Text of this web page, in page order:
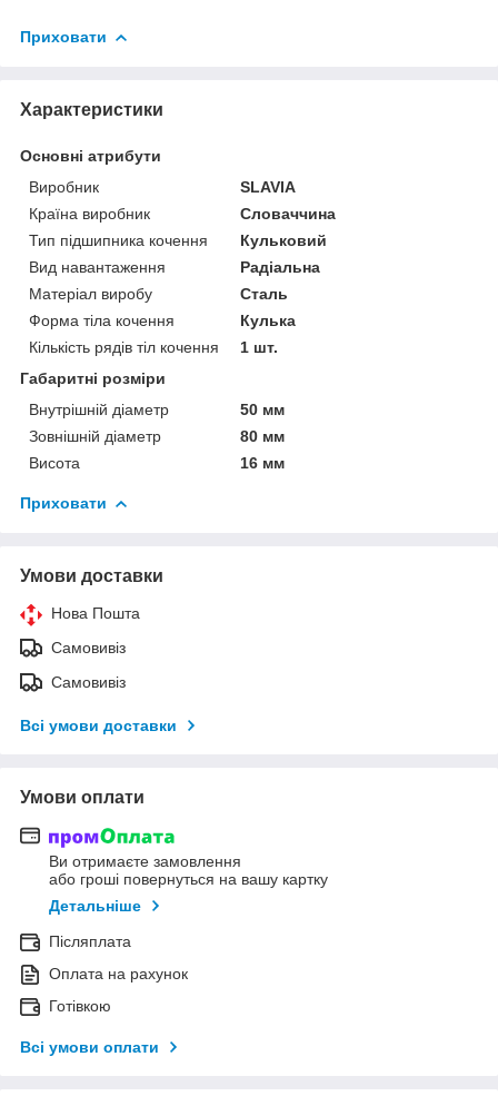
Приховати
Характеристики
Основні атрибути
Виробник
SLAVIA
Країна виробник
Словаччина
Тип підшипника кочення
Кульковий
Вид навантаження
Радіальна
Матеріал виробу
Сталь
Форма тіла кочення
Кулька
Кількість рядів тіл кочення
1 шт.
Габаритні розміри
Внутрішній діаметр
50 мм
Зовнішній діаметр
80 мм
Висота
16 мм
Приховати
Умови доставки
Нова Пошта
Самовивіз
Самовивіз
Всі умови доставки
Умови оплати
Ви отримаєте замовлення
або гроші повернуться на вашу картку
Детальніше
Післяплата
Оплата на рахунок
Готівкою
Всі умови оплати